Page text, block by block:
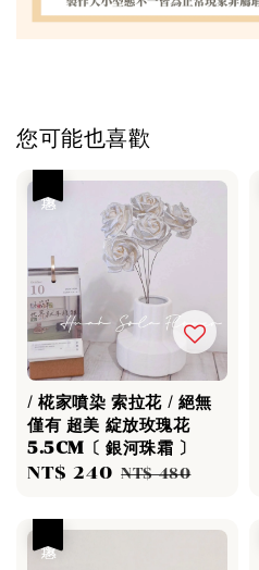
您可能也喜歡
/ 椛家噴染 索拉花 / 絕無
僅有 超美 綻放玫瑰花
5.5CM〔 銀河珠霜 〕
Sale
NT$ 240 Regular
NT$ 480